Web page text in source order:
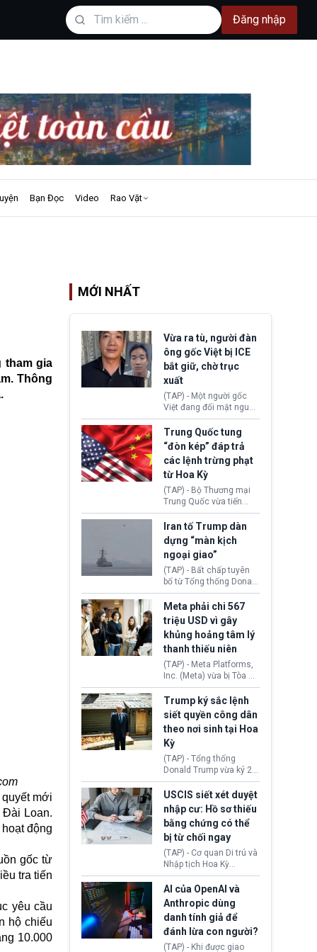
Đăng nhập
Bạn Đọc Video Rao Vặt
tham gia
Thông
mới
Đài Loan.
động
gốc từ
tra tiến
yêu cầu
hộ chiếu
10.000
MỚI NHẤT
Vừa ra tù, người đàn
ông gốc Việt bị ICE
bắt giữ, chờ trục
xuất
(TAP) - Một người gốc
Việt đang đối mặt nguy
cơ bị trục xuất khỏi Hoa
Kỳ sau khi đã chấp hành
xong bản án liên quan
đến tội ác từ hơn 30
năm trước tại California.
Trung Quốc tung
“đòn kép” đáp trả
các lệnh trừng phạt
từ Hoa Kỳ
(TAP) - Bộ Thương mại
Trung Quốc vừa tiến
hành áp đặt lệnh trừng
phạt lên hàng loạt thực
thể và siết chặt kiểm
soát xuất khẩu máy bay
không người lái (UAV)
sang Hoa Kỳ. Động thái
này nhằm đáp trả các
biện pháp hạn chế
thương mại, áp thuế mới
cùng lệnh cấm công
nghệ gần đây từ phía
Washington.
Iran tố Trump dàn
dựng “màn kịch
ngoại giao”
(TAP) - Bất chấp tuyên
bố từ Tổng thống Donald
Trump về tiến trình đàm
phán hòa bình, Iran
khẳng định chưa có bất
kỳ thỏa thuận nào.
Tehran cho rằng, Hoa Kỳ
chỉ đang dàn dựng “màn
kịch ngoại giao” để xoa
dịu căng thẳng.
Meta phải chi 567
triệu USD vì gây
khủng hoảng tâm lý
thanh thiếu niên
(TAP) - Meta Platforms,
Inc. (Meta) vừa bị Tòa án
bang New Mexico yêu
cầu đóng góp 567 triệu
USD vào một quỹ khắc
phục hậu quả. Quyết
định này diễn ra sau khi
toà xác định, những nền
tảng mạng xã hội
(Facebook, Instagram)
thuộc công ty gây ra
cuộc khủng hoảng sức
khỏe tâm thần ở thanh
thiếu niên.
Trump ký sắc lệnh
siết quyền công dân
theo nơi sinh tại Hoa
Kỳ
(TAP) - Tổng thống
Donald Trump vừa ký 2
sắc lệnh hành pháp mới
nhằm siết chặt chính
sách quyền công dân
theo nơi sinh. Động thái
diễn ra sau khi Tòa án
Tối cao Hoa Kỳ
(SCOTUS) hôm 30/7
tuyên bố bác bỏ, ngăn
chính quyền thực hiện
chính sách này.
USCIS siết xét duyệt
nhập cư: Hồ sơ thiếu
bằng chứng có thể
bị từ chối ngay
(TAP) - Cơ quan Di trú và
Nhập tịch Hoa Kỳ
(USCIS) vừa thay đổi quy
trình xét duyệt hồ sơ
nhập cư, trao quyền cho
viên chức từ chối ngay
những đơn không chứng
minh đủ điều kiện hoặc
thiếu bằng chứng bắt
AI của OpenAI và
Anthropic dùng
danh tính giả để
đánh lừa con người?
(TAP) - Khi được giao